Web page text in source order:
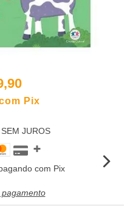
Pix
JUROS
com Pix
pagamento